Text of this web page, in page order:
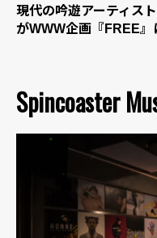
現代の吟遊アーティス
がWWW企画『FREE』
Spincoaster